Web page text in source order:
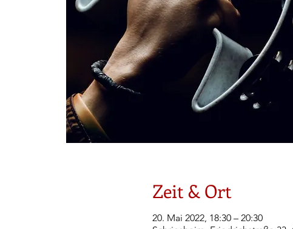
Zeit & Ort
20. Mai 2022, 18:30 – 20:30